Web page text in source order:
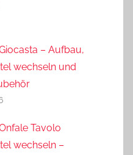
– Aufbau,
wechseln und
Tavolo
wechseln –